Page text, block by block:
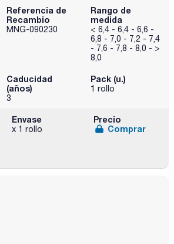
Referencia de
Recambio
MNG-090230
Rango de
medida
< 6,4 - 6,4 - 6,6 -
6,8 - 7,0 - 7,2 - 7,4
- 7,6 - 7,8 - 8,0 - >
8,0
Caducidad
(años)
3
Pack (u.)
1 rollo
Envase
x 1 rollo
Precio
Comprar